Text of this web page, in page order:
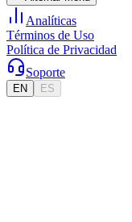
Analíticas
Términos de Uso
Política de Privacidad
Soporte
EN ES